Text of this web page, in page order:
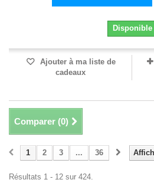
Disponible
Ajouter à ma liste de
cadeaux
Comparer (0)
1 2 3 ... 36
Résultats 1 - 12 sur 424.